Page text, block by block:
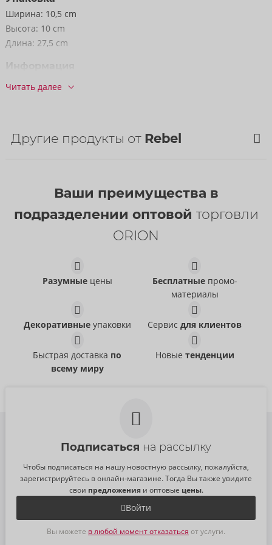
Ширина: 10,5 cm
Высота: 10 cm
Длина: 27,5 cm
Информация
Упак. ед. / коробка:
Артикул:
Страна происхождения: CN
Доступность
Читать далее
Другие продукты от Rebel
Masturbator With
Opening & Closing
- ORION Brand
54091010000
Ball Massager with
Perineum Stimulator
Rebel- ORION Brand
54081560000
РРЦ:49,95 €
Ваши преимущества в
подразделении оптовой торговли
ORION
Разумныецены Бесплатныепромо-
материалы
Декоративныеупаковки Сервисдля клиентов
Быстрая доставка по
всему миру
Новые тенденции
Подписаться на рассылку
Чтобы подписаться на нашу новостную рассылку, пожалуйста,
зарегистрируйтесь в онлайн-магазине. Тогда Вы также увидите
свои предложенияи оптовые цены.
Войти
Вы можете в любой момент отказаться от услуги.